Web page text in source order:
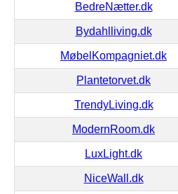
BedreNætter.dk
Bydahlliving.dk
MøbelKompagniet.dk
Plantetorvet.dk
TrendyLiving.dk
ModernRoom.dk
LuxLight.dk
NiceWall.dk